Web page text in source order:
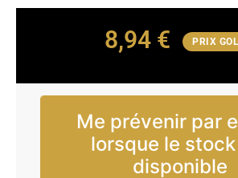
8,94 € PRIX
Me prévenir par
lorsque le
disponible